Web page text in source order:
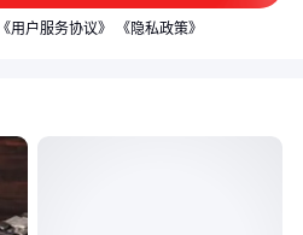
《用户服务协议》 《隐私政策》